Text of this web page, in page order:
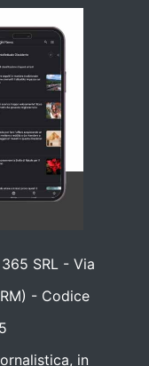
SRL - Via
- Codice
in